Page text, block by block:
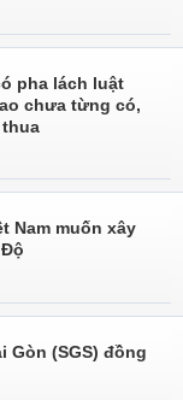
pha lách luật
chưa từng có,
thua
Nam muốn xây
Gòn (SGS) đồng